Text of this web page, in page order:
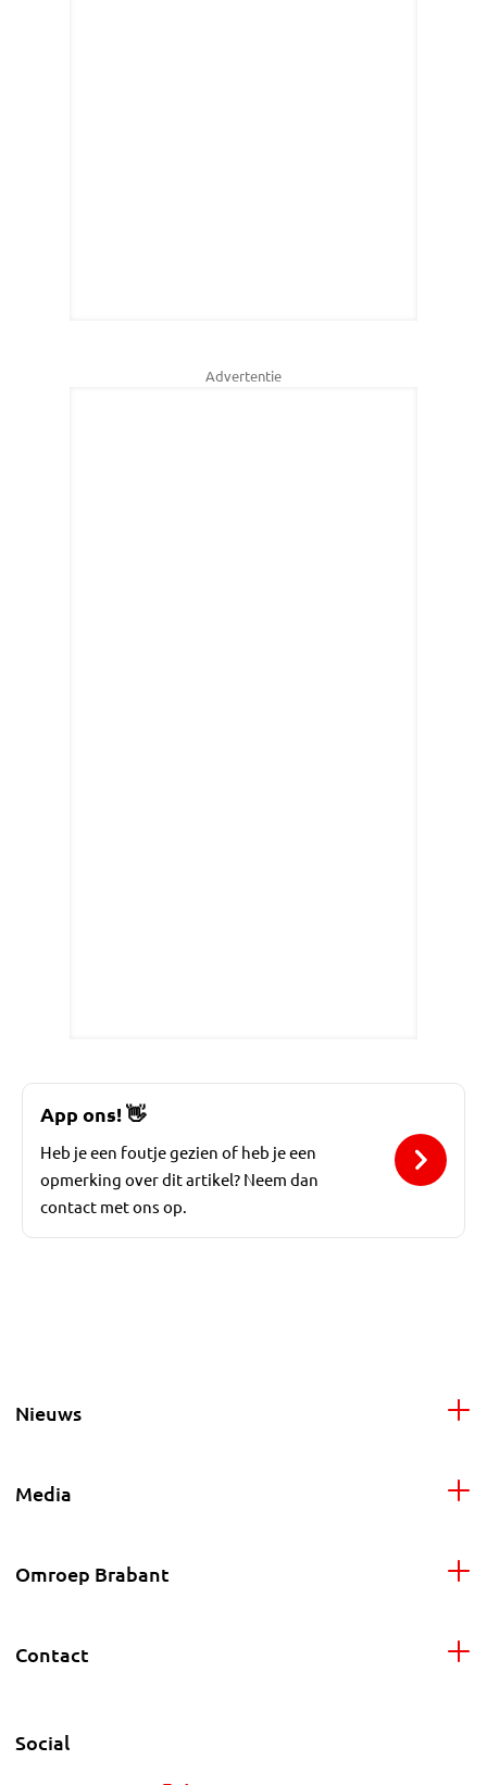
Advertentie
App ons! 👋
Heb je een foutje gezien of heb je een
opmerking over dit artikel? Neem dan
contact met ons op.
Nieuws
Media
Omroep Brabant
Contact
Social